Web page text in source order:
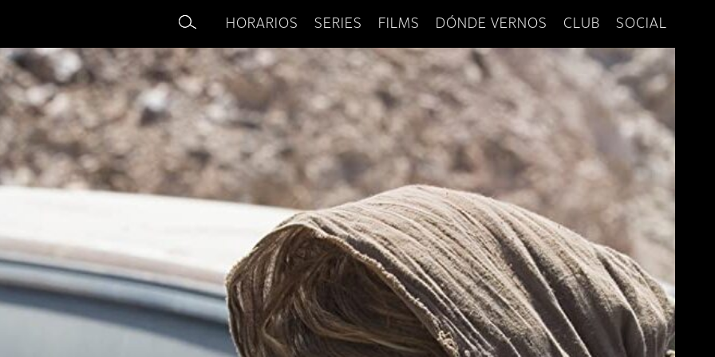
HORARIOS SERIES FILMS DÓNDE VERNOS CLUB SOCIAL